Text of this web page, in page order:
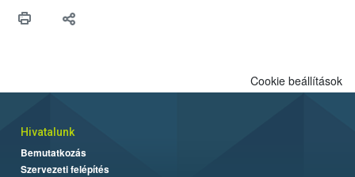
felhasználók számára is elérhető és ökológiai termesztésben is
Cookie beállítások
Hivatalunk
Bemutatkozás
Szervezeti felépítés